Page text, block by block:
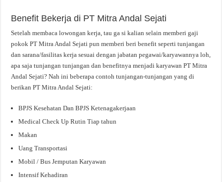
Benefit Bekerja di PT Mitra Andal Sejati
Setelah membaca lowongan kerja, tau ga si kalian selain memberi gaji
pokok PT Mitra Andal Sejati pun memberi beri benefit seperti tunjangan
dan sarana/fasilitas kerja sesuai dengan jabatan pegawai/karyawannya loh,
apa saja tunjangan tunjangan dan benefitnya menjadi karyawan PT Mitra
Andal Sejati? Nah ini beberapa contoh tunjangan-tunjangan yang di
berikan PT Mitra Andal Sejati:
BPJS Kesehatan Dan BPJS Ketenagakerjaan
Medical Check Up Rutin Tiap tahun
Makan
Uang Transportasi
Mobil / Bus Jemputan Karyawan
Intensif Kehadiran